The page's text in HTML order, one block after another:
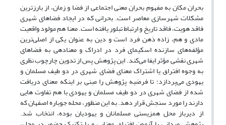
بحران مکان به مفهوم بحران معنی اجتماعی از فضا و زمان، از بارزترین
مشکلات شهرسازی معاصر است. بحرانی که در ایجاد فضاهای شهری
فاقد هویت، فاقد تاریخ و ارتباط تبلور یافته است. معنا هم مولود واقعیت
مادی و هم، زاده ذهن فرد است و دین به عنوان یکی از اصلی‌ترین
مؤلفه‌های سازنده اسکیمای فرد در ادراک و معنادهی به فضاهای
شهری نقشی مؤثر ایفا می‌کند. این پژوهش پس از تدوین چارچوب نظری
به وجوه افتراق یا اشتراک معنای فضای شهری در دو طیف مسلمان و
یهودی می‌پردازد؛ تا فرضیه پژوهش را مبنی بر اینکه معنای دریافت
شده از فضای شهری در دو طیف مسلمان و یهودی با هم تفاوت هایی
دارند را مورد سنجش قرار دهد. به این منظور، محله جوباره اصفهان که
از دیرباز محل همزیستی مسلمانان و یهودیان بوده، انتخاب شد.